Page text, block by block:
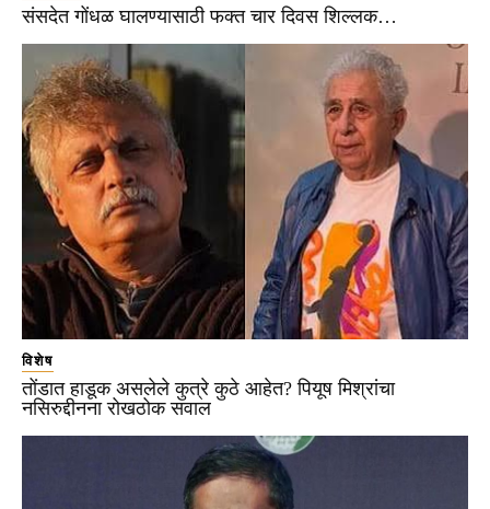
संसदेत गोंधळ घालण्यासाठी फक्त चार दिवस शिल्लक…
विशेष
तोंडात हाडूक असलेले कुत्रे कुठे आहेत? पियूष मिश्रांचा
नसिरुद्दीनना रोखठोक सवाल